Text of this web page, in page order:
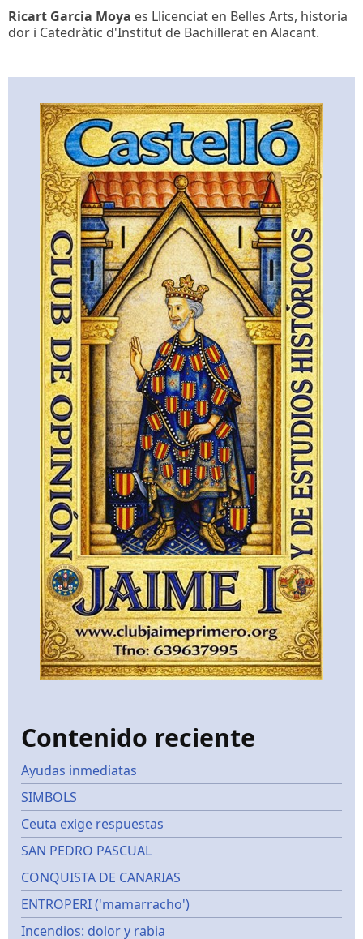
Ricart Garcia Moya es Llicenciat en Belles Arts, historia
dor i Catedràtic d'Institut de Bachillerat en Alacant.
Contenido reciente
Ayudas inmediatas
SIMBOLS
Ceuta exige respuestas
SAN PEDRO PASCUAL
CONQUISTA DE CANARIAS
ENTROPERI ('mamarracho')
Incendios: dolor y rabia